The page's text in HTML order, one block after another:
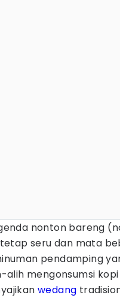
nonton bareng
seru dan mata
pendamping
alih mengonsumsi
wedang